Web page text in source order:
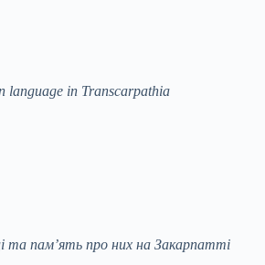
language in Transcarpathia
та пам’ять про них на Закарпатті